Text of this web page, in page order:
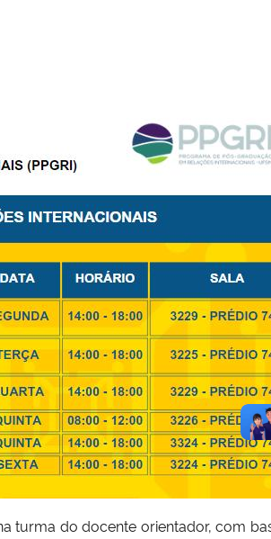
turma do docente orientador, com